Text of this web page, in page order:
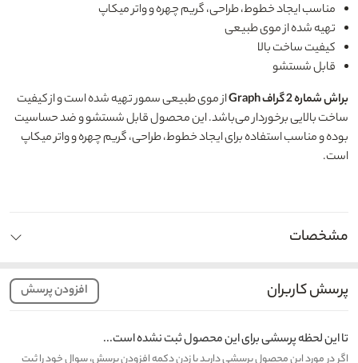
مناسب ایجاد خطوط، طراحی، گریم چهره و واتر میکاپ
تهیه شده از موی طبیعی
کیفیت ساخت بالا
قابل شستشو
براش شماره 2 گراف Graph
از موی طبیعی سمور تهیه شده است و از کیفیت
ساخت بالایی برخوردار می‌باشد. این محصول قابل شستشو و ضد حساسیت
بوده و مناسب استفاده برای ایجاد خطوط، طراحی، گریم چهره و واتر میکاپ
است.
مشخصات
پرسش کاربران افزودن پرسش
تا این لحظه پرسشی برای این محصول ثبت نشده است...
اگر در مورد این محصول پرسشی دارید با زدن دکمه افزودن پرسش، سوال خود را ثبت